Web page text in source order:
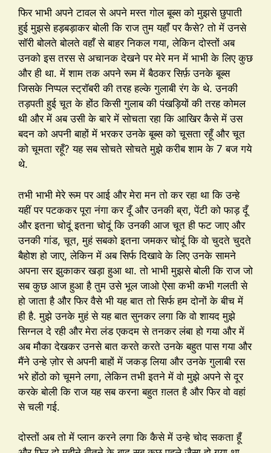
फिर भाभी अपने टावल से अपने मस्त गोल बूब्स को मुझसे छुपाती
हुई मुझसे हड़बड़ाकर बोली कि राज तुम यहाँ पर कैसे? तो में उनसे
सॉरी बोलते बोलते वहाँ से बाहर निकल गया, लेकिन दोस्तों अब
उनको इस तरस से अचानक देखने पर मेरे मन में भाभी के लिए कुछ
और ही था. में शाम तक अपने रूम में बैठकर सिर्फ़ उनके बूब्स
जिसके निप्पल स्ट्रॉबरी की तरह हल्के गुलाबी रंग के थे. उनकी
तड़पती हुई चूत के होंठ किसी गुलाब की पंखड़ियों की तरह कोमल
थी और में अब उसी के बारे में सोचता रहा कि आखिर कैसे में उस
बदन को अपनी बाहों में भरकर उनके बूब्स को चूसता रहूँ और चूत
को चूमता रहूँ? यह सब सोचते सोचते मुझे करीब शाम के 7 बज गये
थे.
तभी भाभी मेरे रूम पर आई और मेरा मन तो कर रहा था कि उन्हे
यहीं पर पटककर पूरा नंगा कर दूँ और उनकी ब्रा, पेंटी को फाड़ दूँ
और इतना चोदूं इतना चोदूं कि उनकी आज चूत ही फट जाए और
उनकी गांड, चूत, मुहं सबको इतना जमकर चोदूं कि वो चुदते चुदते
बैहोश हो जाए, लेकिन में अब सिर्फ दिखावे के लिए उनके सामने
अपना सर झुकाकर खड़ा हुआ था. तो भाभी मुझसे बोली कि राज जो
सब कुछ आज हुआ है तुम उसे भूल जाओ ऐसा कभी कभी गलती से
हो जाता है और फिर वैसे भी यह बात तो सिर्फ हम दोनों के बीच में
ही है. मुझे उनके मुहं से यह बात सुनकर लगा कि वो शायद मुझे
सिग्नल दे रही और मेरा लंड एकदम से तनकर लंबा हो गया और में
अब मौका देखकर उनसे बात करते करते उनके बहुत पास गया और
मैंने उन्हे ज़ोर से अपनी बाहों में जकड़ लिया और उनके गुलाबी रस
भरे होंठो को चूमने लगा, लेकिन तभी इतने में वो मुझे अपने से दूर
करके बोली कि राज यह सब करना बहुत ग़लत है और फिर वो वहां
से चली गई.
दोस्तों अब तो में प्लान करने लगा कि कैसे में उन्हे चोद सकता हूँ